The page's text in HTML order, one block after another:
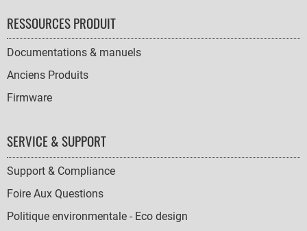
RESSOURCES PRODUIT
Documentations & manuels
Anciens Produits
Firmware
SERVICE & SUPPORT
Support & Compliance
Foire Aux Questions
Politique environmentale - Eco design